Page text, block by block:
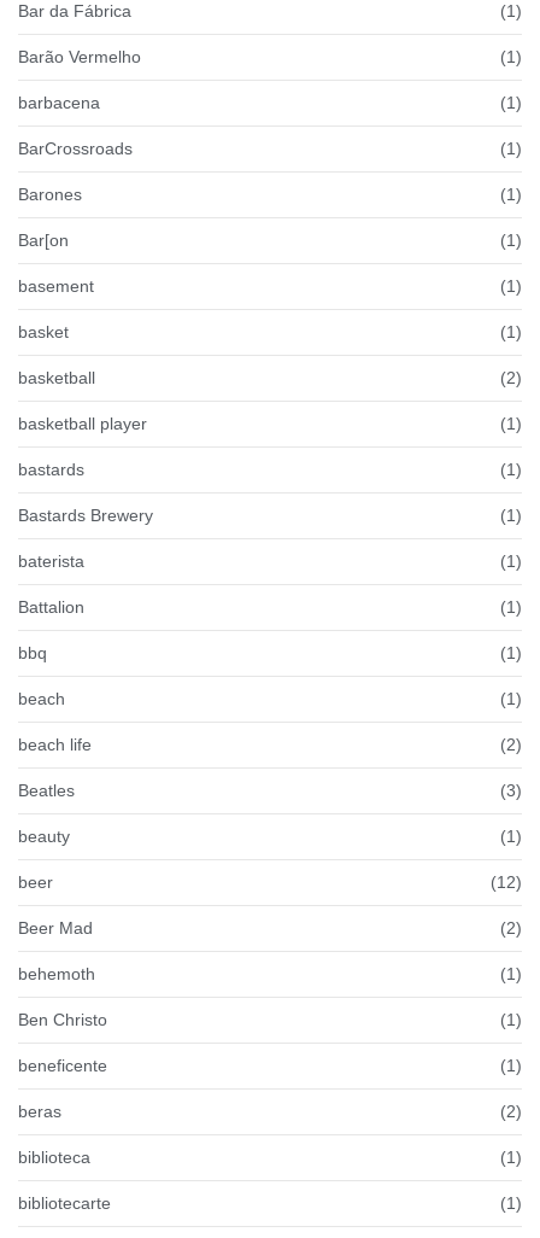
Bar da Fábrica (1)
Barão Vermelho (1)
barbacena (1)
BarCrossroads (1)
Barones (1)
Bar[on (1)
basement (1)
basket (1)
basketball (2)
basketball player (1)
bastards (1)
Bastards Brewery (1)
baterista (1)
Battalion (1)
bbq (1)
beach (1)
beach life (2)
Beatles (3)
beauty (1)
beer (12)
Beer Mad (2)
behemoth (1)
Ben Christo (1)
beneficente (1)
beras (2)
biblioteca (1)
bibliotecarte (1)